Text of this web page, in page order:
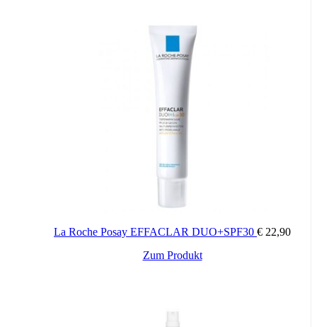
AUF DER EMPFINDLICHEN HAUT
DERMATOLOGISCH GETESTET
NICKEL UND PARABENE< 0,0001 % (1 PPM)
La Roche Posay EFFACLAR DUO+SPF30 € 22,90
Zum Produkt